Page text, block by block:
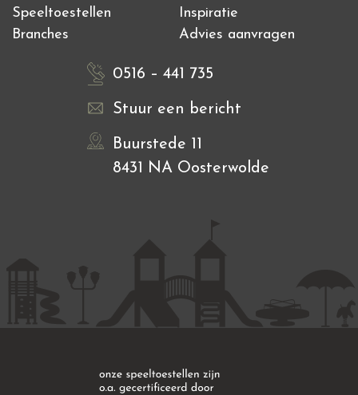
Speeltoestellen
Inspiratie
Branches
Advies aanvragen
0516 – 441 735
Stuur een bericht
Buurstede 11
8431 NA Oosterwolde